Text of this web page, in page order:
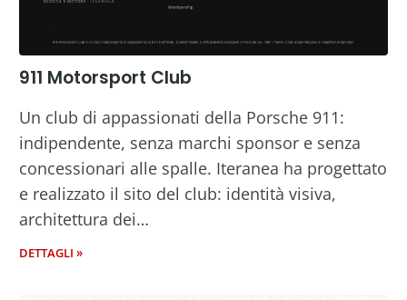
911 Motorsport Club
Un club di appassionati della Porsche 911:
indipendente, senza marchi sponsor e senza
concessionari alle spalle. Iteranea ha progettato
e realizzato il sito del club: identità visiva,
architettura dei…
DETTAGLI »